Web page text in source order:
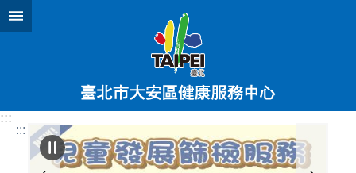
跳到主要內容區塊
:::
:::